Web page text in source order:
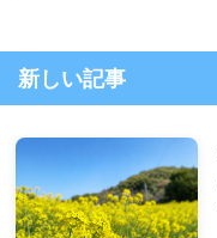
新しい記事